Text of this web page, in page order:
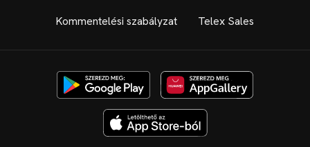
Kommentelési szabályzat Telex Sales